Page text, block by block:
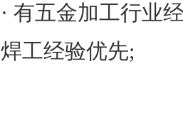
· 有五金加工行业
焊工经验优先;